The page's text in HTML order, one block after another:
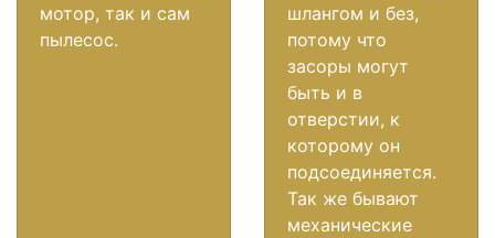
мотор, так и сам
пылесос.
шлангом и без,
потому что
засоры могут
быть и в
отверстии, к
которому он
подсоединяется.
Так же бывают
механические